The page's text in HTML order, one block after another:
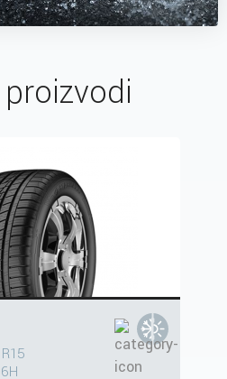
proizvodi